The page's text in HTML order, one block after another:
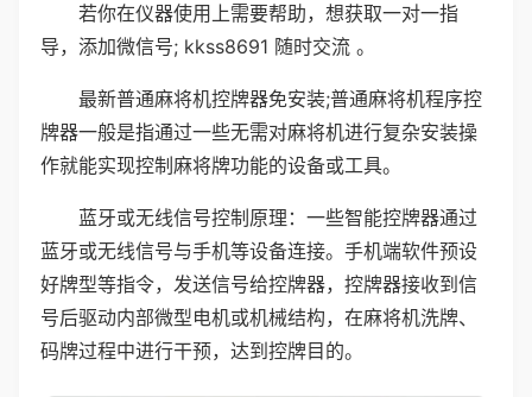
若你在仪器使用上需要帮助，想获取一对一指
导，添加微信号; kkss8691 随时交流 。
最新普通麻将机控牌器免安装;普通麻将机程序控
牌器一般是指通过一些无需对麻将机进行复杂安装操
作就能实现控制麻将牌功能的设备或工具。
蓝牙或无线信号控制原理：一些智能控牌器通过
蓝牙或无线信号与手机等设备连接。手机端软件预设
好牌型等指令，发送信号给控牌器，控牌器接收到信
号后驱动内部微型电机或机械结构，在麻将机洗牌、
码牌过程中进行干预，达到控牌目的。